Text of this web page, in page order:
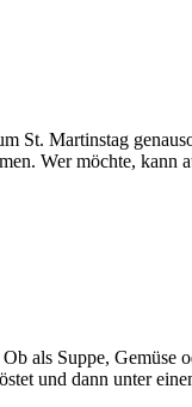
St. Martinstag
Wer möchte,
als Suppe,
und dann unter